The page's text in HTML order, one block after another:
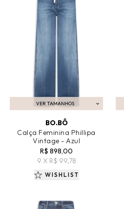
VER TAMANHOS
ADICIONAR AO CARRINHO
BO.BÔ
Calça Feminina Phillipa
Vintage - Azul
R$ 898,00
9 X R$ 99,78
WISHLIST